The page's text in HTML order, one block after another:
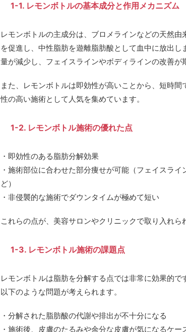
1-1. レモンボトルの基本成分と作用メカニズム
レモンボトルの主成分は、ブロメラインなどの天然
を促進し、中性脂肪を遊離脂肪酸として血中に放出
量が減少し、フェイスラインやボディラインの改善が
また、レモンボトルは即効性が高いことから、短時
性の高い施術として人気を集めています。
1-2. レモンボトル施術の優れた点
・即効性のある脂肪分解効果
・施術部位に合わせた部分痩せが可能（フェイスラ
ど）
・非侵襲的な施術でダウンタイムが極めて短い
これらの点が、美容サロンやクリニックで取り入れら
1-3. レモンボトル施術の課題点
レモンボトルは脂肪を分解する点では非常に効果的で
以下のような問題が考えられます。
・分解された脂肪酸の代謝や排出が不十分になる
・施術後、皮膚のたるみや余分な皮膚が気になるケー